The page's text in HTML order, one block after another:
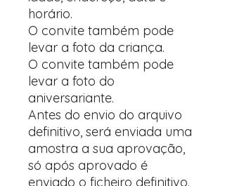
horário.
O convite também pode
levar a foto da criança.
O convite também pode
levar a foto do
aniversariante.
Antes do envio do arquivo
definitivo, será enviada uma
amostra a sua aprovação,
só após aprovado é
enviado o ficheiro definitivo.